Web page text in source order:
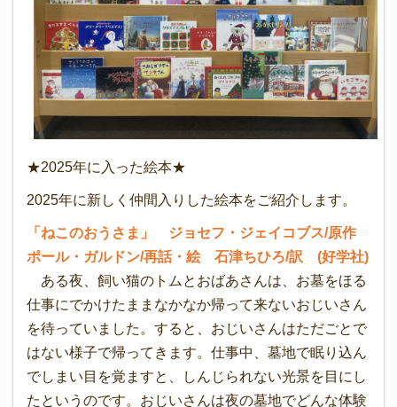
★2025年に入った絵本★
2025年に新しく仲間入りした絵本をご紹介します。
「ねこのおうさま」 ジョセフ・ジェイコブス/原作
ポール・ガルドン/再話・絵 石津ちひろ/訳 (好学社)
ある夜、飼い猫のトムとおばあさんは、お墓をほる
仕事にでかけたままなかなか帰って来ないおじいさん
を待っていました。すると、おじいさんはただごとで
はない様子で帰ってきます。仕事中、墓地で眠り込ん
でしまい目を覚ますと、しんじられない光景を目にし
たというのです。おじいさんは夜の墓地でどんな体験